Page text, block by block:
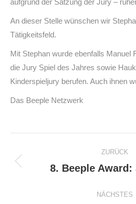
An dieser Stelle wünschen wir
Tätigkeitsfeld.
Mit Stephan wurde ebenfalls Manuel
die Jury Spiel des Jahres sowie
Kinderspieljury berufen. Auch ihnen
Das Beeple Netzwerk
ZURÜCK
8. Beeple Award:
NÄCHSTES